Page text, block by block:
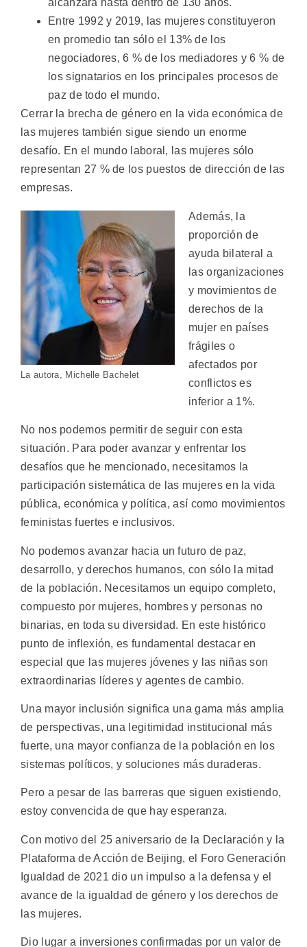
alcanzará hasta dentro de 130 años.
Entre 1992 y 2019, las mujeres constituyeron
en promedio tan sólo el 13% de los
negociadores, 6 % de los mediadores y 6 % de
los signatarios en los principales procesos de
paz de todo el mundo.
Cerrar la brecha de género en la vida económica de
las mujeres también sigue siendo un enorme
desafío. En el mundo laboral, las mujeres sólo
representan 27 % de los puestos de dirección de las
empresas.
La autora, Michelle Bachelet
Además, la
proporción de
ayuda bilateral a
las organizaciones
y movimientos de
derechos de la
mujer en países
frágiles o
afectados por
conflictos es
inferior a 1%.
No nos podemos permitir de seguir con esta
situación. Para poder avanzar y enfrentar los
desafíos que he mencionado, necesitamos la
participación sistemática de las mujeres en la vida
pública, económica y política, así como movimientos
feministas fuertes e inclusivos.
No podemos avanzar hacia un futuro de paz,
desarrollo, y derechos humanos, con sólo la mitad
de la población. Necesitamos un equipo completo,
compuesto por mujeres, hombres y personas no
binarias, en toda su diversidad. En este histórico
punto de inflexión, es fundamental destacar en
especial que las mujeres jóvenes y las niñas son
extraordinarias líderes y agentes de cambio.
Una mayor inclusión significa una gama más amplia
de perspectivas, una legitimidad institucional más
fuerte, una mayor confianza de la población en los
sistemas políticos, y soluciones más duraderas.
Pero a pesar de las barreras que siguen existiendo,
estoy convencida de que hay esperanza.
Con motivo del 25 aniversario de la Declaración y la
Plataforma de Acción de Beijing, el Foro Generación
Igualdad de 2021 dio un impulso a la defensa y el
avance de la igualdad de género y los derechos de
las mujeres.
Dio lugar a inversiones confirmadas por un valor de